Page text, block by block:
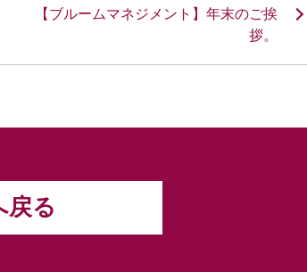
【ブルームマネジメント】年末のご挨
拶。
戻る